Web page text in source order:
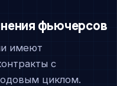
фьючерсов
имеют
с
циклом.